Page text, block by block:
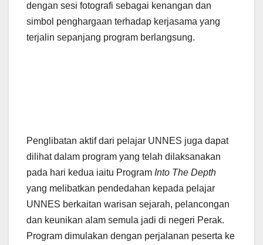
dengan sesi fotografi sebagai kenangan dan
simbol penghargaan terhadap kerjasama yang
terjalin sepanjang program berlangsung.
Penglibatan aktif dari pelajar UNNES juga dapat
dilihat dalam program yang telah dilaksanakan
pada hari kedua iaitu Program Into The Depth
yang melibatkan pendedahan kepada pelajar
UNNES berkaitan warisan sejarah, pelancongan
dan keunikan alam semula jadi di negeri Perak.
Program dimulakan dengan perjalanan peserta ke